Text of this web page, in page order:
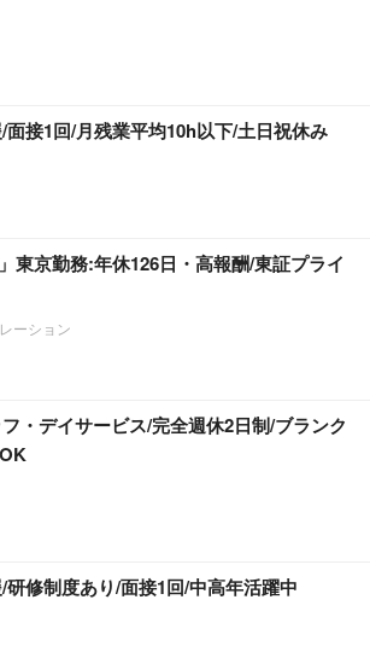
接1回/月残業平均10h以下/土日祝休み
東京勤務:年休126日・高報酬/東証プライ
ーション
・デイサービス/完全週休2日制/ブランク
修制度あり/面接1回/中高年活躍中